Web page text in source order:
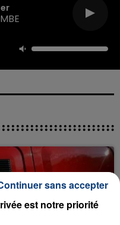
est notre priorité
sans accepter